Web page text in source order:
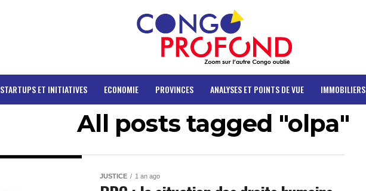
STARTUPS ET INITIATIVES ECONOMIE PROVINCES ANALYSES ET POINTS DE VUE IMMOBILIERS
All posts tagged "olpa"
JUSTICE 1 an ago